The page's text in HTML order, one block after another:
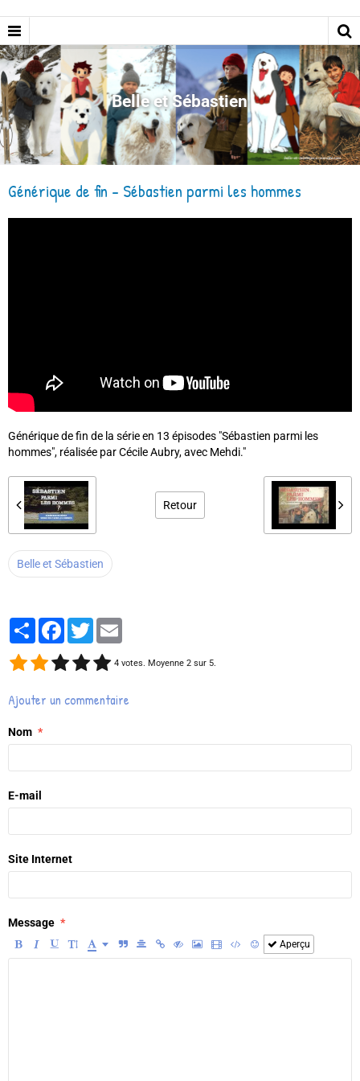
Belle et Sébastien
Générique de fin - Sébastien parmi les hommes
Générique de fin de la série en 13 épisodes "Sébastien parmi les
hommes", réalisée par Cécile Aubry, avec Mehdi."
Retour
Belle et Sébastien
PartagerFacebook
Twitter
4 votes. Moyenne 2 sur 5.
Ajouter un commentaire
Nom
E-mail
Site Internet
Message
Aperçu